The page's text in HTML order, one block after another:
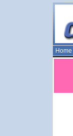
Home